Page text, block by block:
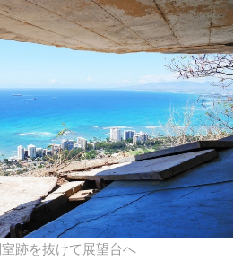
跡を抜けて展望台へ